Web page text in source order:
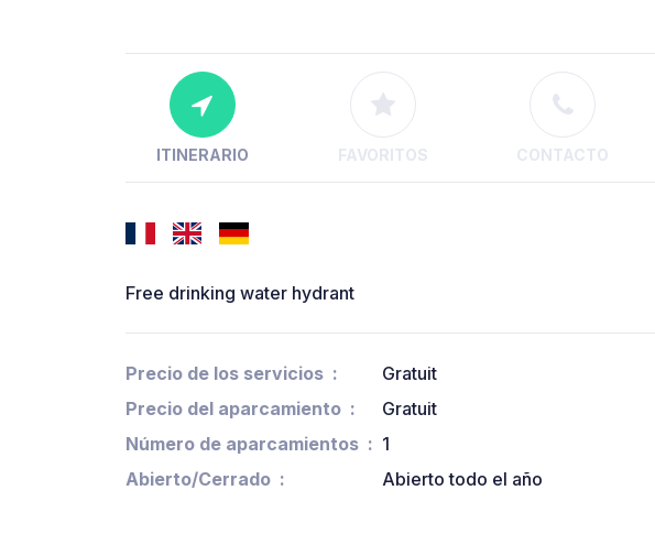
ITINERARIO FAVORITOS CONTACTO
Free drinking water hydrant
Precio de los servicios
Gratuit
Precio del aparcamiento
Gratuit
Número de aparcamientos
1
Abierto/Cerrado
Abierto todo el año